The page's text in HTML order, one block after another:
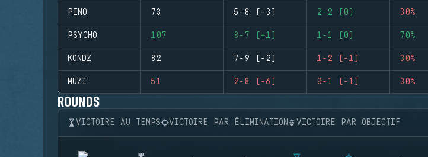
PINO 73 5-8 (-3) 2-2 (0) 30%
PSYCHO 107 8-7 (+1) 1-1 (0) 70%
KONDZ 82 7-9 (-2) 1-2 (-1) 30%
MUZI 51 2-8 (-6) 0-1 (-1) 30%
ROUNDS
VICTOIRE AU TEMPS VICTOIRE PAR ÉLIMINATION VICTOIRE PAR OBJECTIF